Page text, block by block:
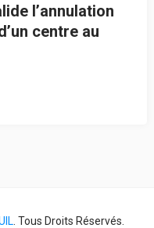
l’annulation
centre au
. Tous Droits Réservés.